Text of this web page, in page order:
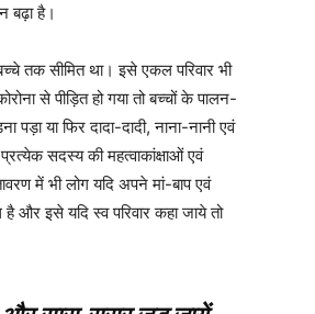
बढ़ा है।
तक सीमित था। इसे एकल परिवार भी
से पीड़ित हो गया तो बच्चों के पालन-
पड़ा या फिर दादा-दादी, नाना-नानी एवं
सदस्य की महत्वाकांक्षाओं एवं
में भी लोग यदि अपने मां-बाप एवं
इसे यदि स्व परिवार कहा जाये तो